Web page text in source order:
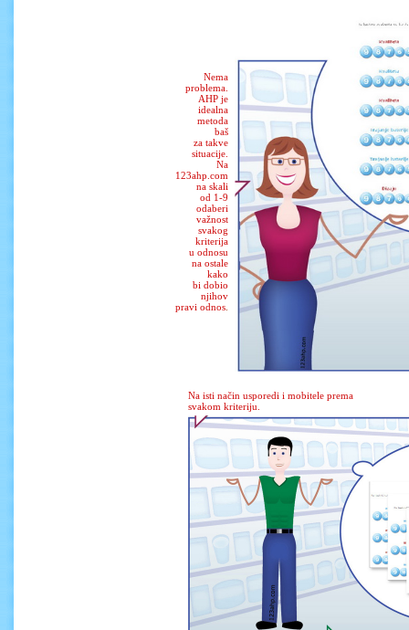
Nema
problema.
AHP je
idealna
metoda
baš
za takve
situacije.
Na
123ahp.com
na skali
od 1-9
odaberi
važnost
svakog
kriterija
u odnosu
na ostale
kako
bi dobio
njihov
pravi odnos
Na isti način usporedi i mobitele prema
svakom kriteriju.